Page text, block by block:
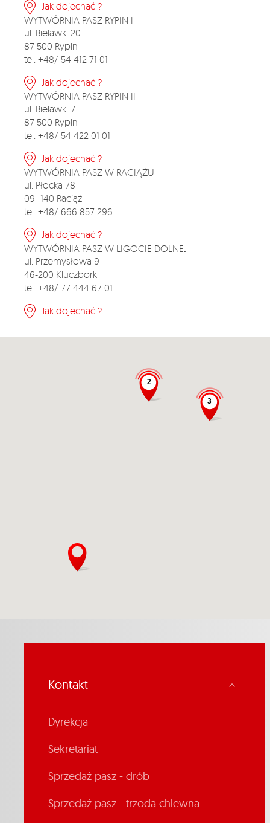
Jak dojechać ?
WYTWÓRNIA PASZ RYPIN I
ul. Bielawki 20
87-500 Rypin
tel. +48/ 54 412 71 01
Jak dojechać ?
WYTWÓRNIA PASZ RYPIN II
ul. Bielawki 7
87-500 Rypin
tel. +48/ 54 422 01 01
Jak dojechać ?
WYTWÓRNIA PASZ W RACIĄŻU
ul. Płocka 78
09 -140 Raciąż
tel. +48/ 666 857 296
Jak dojechać ?
WYTWÓRNIA PASZ W LIGOCIE DOLNEJ
ul. Przemysłowa 9
46-200 Kluczbork
tel. +48/ 77 444 67 01
Jak dojechać ?
3
2
Kontakt
Dyrekcja
Sekretariat
Sprzedaż pasz - drób
Sprzedaż pasz - trzoda chlewna